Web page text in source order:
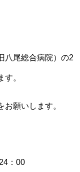
八尾総合病院）の2
。
お願いします。
：00